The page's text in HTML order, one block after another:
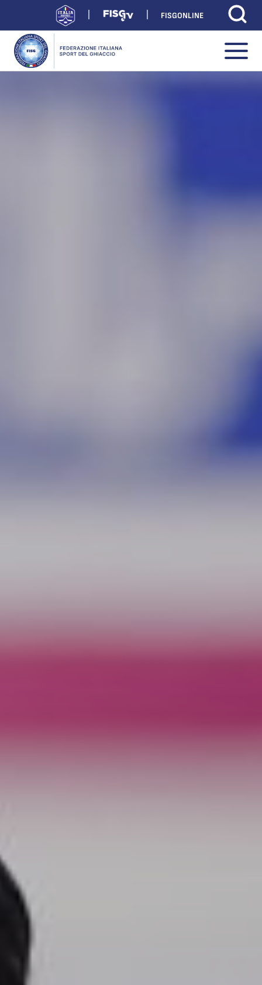
FISGONLINE